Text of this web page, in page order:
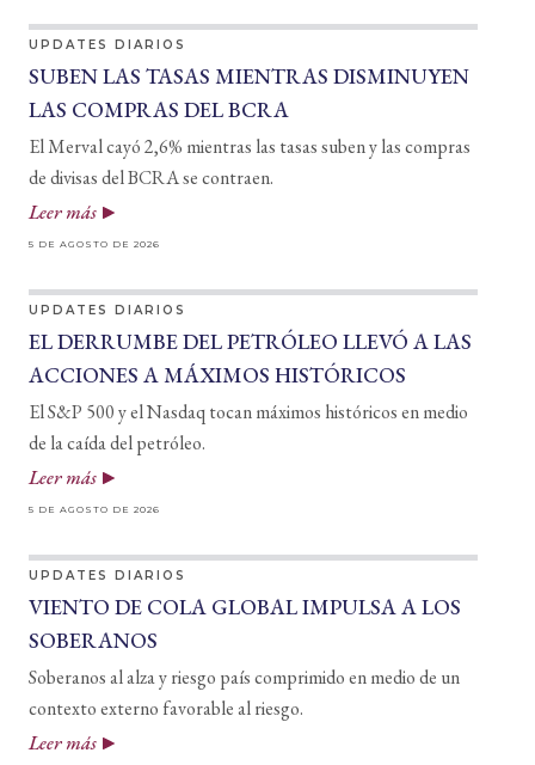
UPDATES DIARIOS
SUBEN LAS TASAS MIENTRAS DISMINUYEN
LAS COMPRAS DEL BCRA
El Merval cayó 2,6% mientras las tasas suben y las compras
de divisas del BCRA se contraen.
Leer más
5 DE AGOSTO DE 2026
UPDATES DIARIOS
EL DERRUMBE DEL PETRÓLEO LLEVÓ A LAS
ACCIONES A MÁXIMOS HISTÓRICOS
El S&P 500 y el Nasdaq tocan máximos históricos en medio
de la caída del petróleo.
Leer más
5 DE AGOSTO DE 2026
UPDATES DIARIOS
VIENTO DE COLA GLOBAL IMPULSA A LOS
SOBERANOS
Soberanos al alza y riesgo país comprimido en medio de un
contexto externo favorable al riesgo.
Leer más